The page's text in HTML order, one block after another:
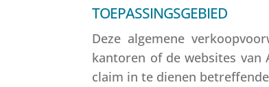
TOEPASSINGSGEBIED
Deze algemene
kantoren of de websites van
claim in te dienen